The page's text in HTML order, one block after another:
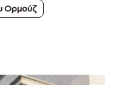
Ορμούζ